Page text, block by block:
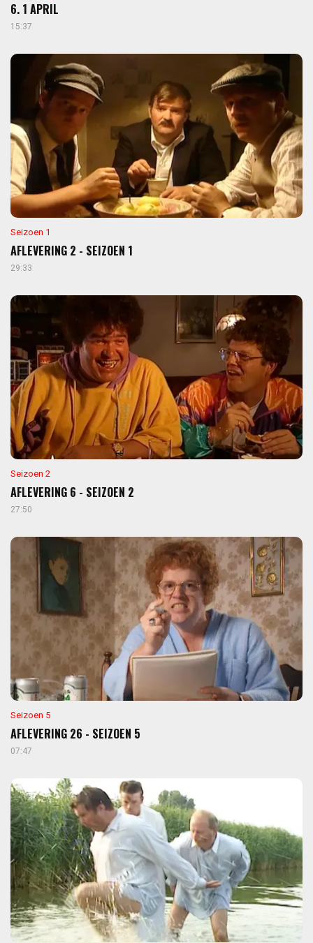
6. 1 APRIL
15:37
Seizoen 1
AFLEVERING 2 - SEIZOEN 1
29:33
Seizoen 2
AFLEVERING 6 - SEIZOEN 2
27:50
Seizoen 5
AFLEVERING 26 - SEIZOEN 5
07:47